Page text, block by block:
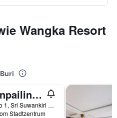
Wangka Resort
Phornpailin Riverside Resort
60/3 Moo 1, Sri Suwankiri Road, Nongloo, Sangkhla Buri, Thailand
Stadtzentrum